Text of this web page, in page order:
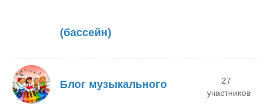
(бассейн)
Блог музыкального
27
участников